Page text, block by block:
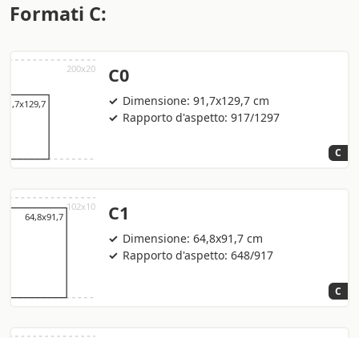
Formati C:
C0
Dimensione: 91,7x129,7 cm
Rapporto d'aspetto: 917/1297
C
C1
Dimensione: 64,8x91,7 cm
Rapporto d'aspetto: 648/917
C